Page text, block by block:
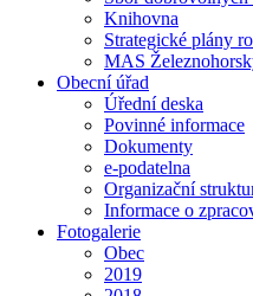
Knihovna
Strategické plány
MAS
Obecní úřad
Úřední deska
Povinné informace
Dokumenty
e-podatelna
Organizační
Informace o
Fotogalerie
Obec
2019